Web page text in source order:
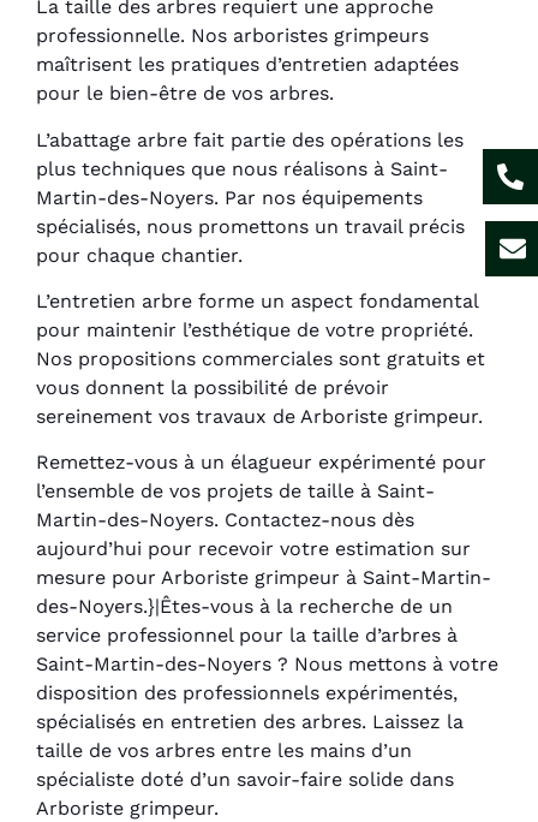
La taille des arbres requiert une approche
professionnelle. Nos arboristes grimpeurs
maîtrisent les pratiques d’entretien adaptées
pour le bien-être de vos arbres.
L’abattage arbre fait partie des opérations les
plus techniques que nous réalisons à Saint-
Martin-des-Noyers. Par nos équipements
spécialisés, nous promettons un travail précis
pour chaque chantier.
L’entretien arbre forme un aspect fondamental
pour maintenir l’esthétique de votre propriété.
Nos propositions commerciales sont gratuits et
vous donnent la possibilité de prévoir
sereinement vos travaux de Arboriste grimpeur.
Remettez-vous à un élagueur expérimenté pour
l’ensemble de vos projets de taille à Saint-
Martin-des-Noyers. Contactez-nous dès
aujourd’hui pour recevoir votre estimation sur
mesure pour Arboriste grimpeur à Saint-Martin-
des-Noyers.}|Êtes-vous à la recherche de un
service professionnel pour la taille d’arbres à
Saint-Martin-des-Noyers ? Nous mettons à votre
disposition des professionnels expérimentés,
spécialisés en entretien des arbres. Laissez la
taille de vos arbres entre les mains d’un
spécialiste doté d’un savoir-faire solide dans
Arboriste grimpeur.